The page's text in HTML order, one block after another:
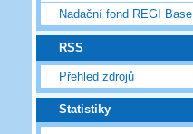
Nadační fond REGI Base
RSS
Přehled zdrojů
Statistiky